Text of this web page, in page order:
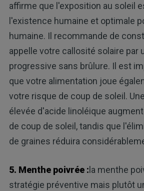
affirme que l'exposition au soleil
l'existence humaine et optimale
humaine. Il recommande de
appelle votre callosité solaire par
progressive sans brûlure. Il est
que votre alimentation joue
votre risque de coup de soleil.
élevée d'acide linoléique
de coup de soleil, tandis que
de graines réduira
5. Menthe poivrée : la menthe
stratégie préventive mais plutôt